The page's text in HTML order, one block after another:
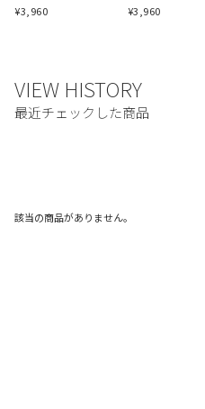
¥3,960
¥3,960
該当の商品がありません。